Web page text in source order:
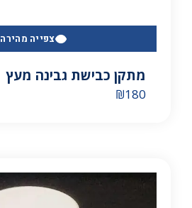
צפייה מהירה
מתקן כבישת גבינה מעץ
₪180